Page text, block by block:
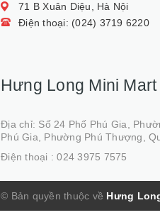
71 B Xuân Diệu, Hà Nội
Điện thoại: (024) 3719 6220
Hưng Long Mini Mart
Địa chỉ: Số 24 Phố Phú Gia,
Phú Gia, Phường Phú Thượng,
Điện thoại :024 3975 7575
© Bản quyền thuộc về Hưng